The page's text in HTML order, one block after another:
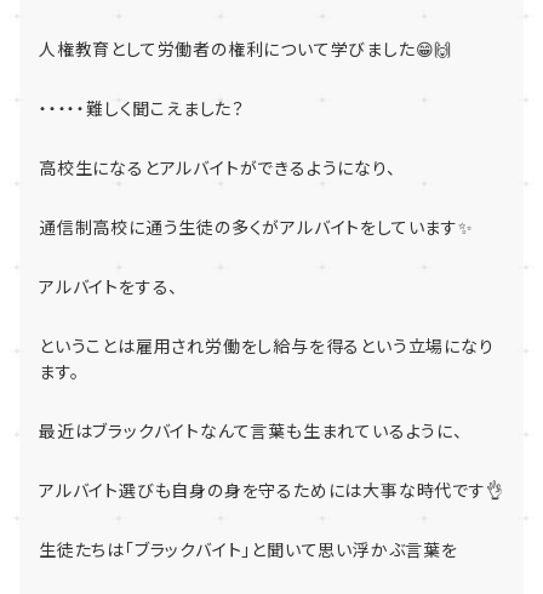
人権教育として労働者の権利について学びました😁🙌
・・・・・難しく聞こえました？
高校生になるとアルバイトができるようになり、
通信制高校に通う生徒の多くがアルバイトをしています✨
アルバイトをする、
ということは雇用され労働をし給与を得るという立場になり
ます。
最近はブラックバイトなんて言葉も生まれているように、
アルバイト選びも自身の身を守るためには大事な時代です👌
生徒たちは「ブラックバイト」と聞いて思い浮かぶ言葉を